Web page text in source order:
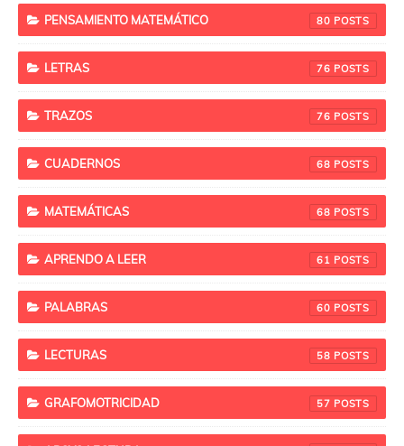
PENSAMIENTO MATEMÁTICO 80
LETRAS 76
TRAZOS 76
CUADERNOS 68
MATEMÁTICAS 68
APRENDO A LEER 61
PALABRAS 60
LECTURAS 58
GRAFOMOTRICIDAD 57